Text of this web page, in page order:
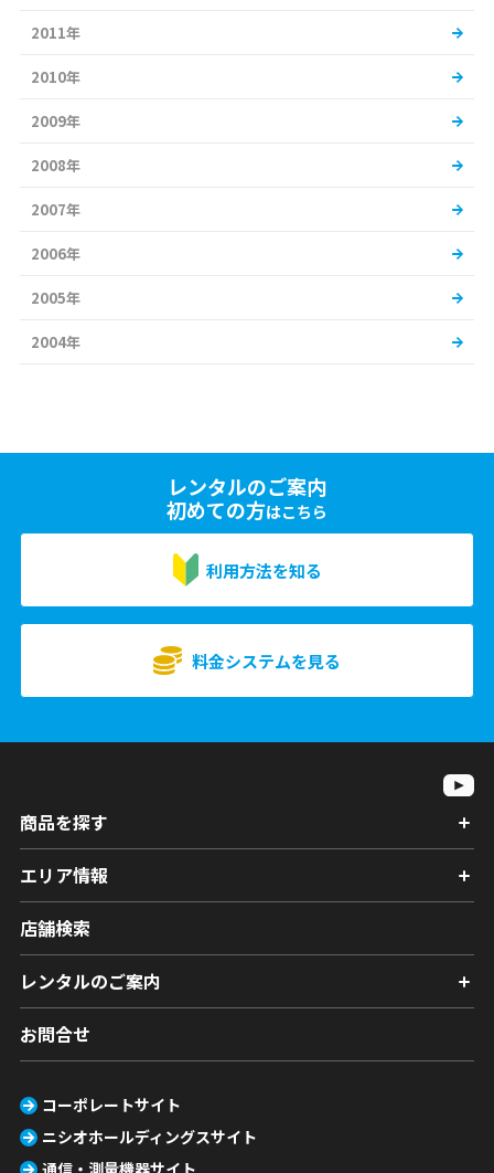
2011年
2010年
2009年
2008年
2007年
2006年
2005年
2004年
レンタルのご案内
初めての方はこちら
利用方法を知る
料金システムを見る
商品を探す
エリア情報
店舗検索
レンタルのご案内
お問合せ
コーポレートサイト
ニシオホールディングスサイト
通信・測量機器サイト